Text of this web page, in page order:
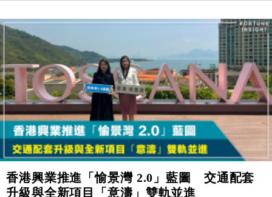
香港興業推進「愉景灣 2.0」藍圖 交通配套
升級與全新項目「意濤」雙軌並進